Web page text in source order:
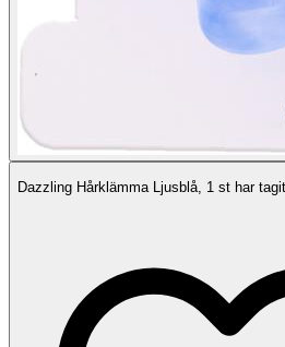
Dazzling Hårklämma Ljusblå, 1 st har